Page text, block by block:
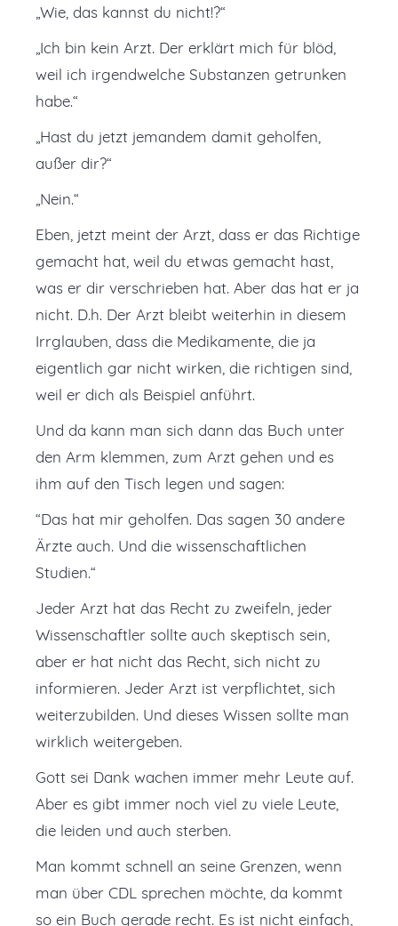
„Wie, das kannst du nicht!?“
„Ich bin kein Arzt. Der erklärt mich für blöd,
weil ich irgendwelche Substanzen getrunken
habe.“
„Hast du jetzt jemandem damit geholfen,
außer dir?“
„Nein.“
Eben, jetzt meint der Arzt, dass er das Richtige
gemacht hat, weil du etwas gemacht hast,
was er dir verschrieben hat. Aber das hat er ja
nicht. D.h. Der Arzt bleibt weiterhin in diesem
Irrglauben, dass die Medikamente, die ja
eigentlich gar nicht wirken, die richtigen sind,
weil er dich als Beispiel anführt.
Und da kann man sich dann das Buch unter
den Arm klemmen, zum Arzt gehen und es
ihm auf den Tisch legen und sagen:
“Das hat mir geholfen. Das sagen 30 andere
Ärzte auch. Und die wissenschaftlichen
Studien.“
Jeder Arzt hat das Recht zu zweifeln, jeder
Wissenschaftler sollte auch skeptisch sein,
aber er hat nicht das Recht, sich nicht zu
informieren. Jeder Arzt ist verpflichtet, sich
weiterzubilden. Und dieses Wissen sollte man
wirklich weitergeben.
Gott sei Dank wachen immer mehr Leute auf.
Aber es gibt immer noch viel zu viele Leute,
die leiden und auch sterben.
Man kommt schnell an seine Grenzen, wenn
man über CDL sprechen möchte, da kommt
so ein Buch gerade recht. Es ist nicht einfach,